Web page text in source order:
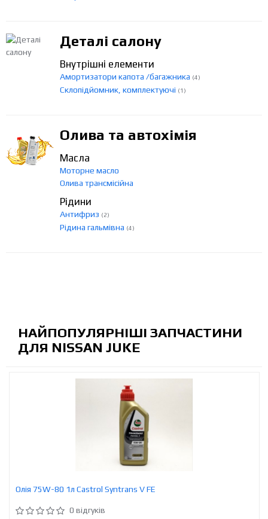
Деталі салону
Внутрішні елементи
Амортизатори капота /багажника (4)
Склопідйомник, комплектуючі (1)
Олива та автохімія
Масла
Моторне масло
Олива трансмісійна
Рідини
Антифриз (2)
Рідина гальмівна (4)
НАЙПОПУЛЯРНІШІ ЗАПЧАСТИНИ
ДЛЯ NISSAN JUKE
Олія 75W-80 1л Castrol Syntrans V FE
0 відгуків